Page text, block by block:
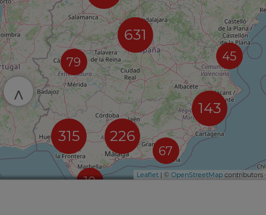
79
631
10
226
315
67
45
143
Leaflet | © OpenStreetMap contributors
^